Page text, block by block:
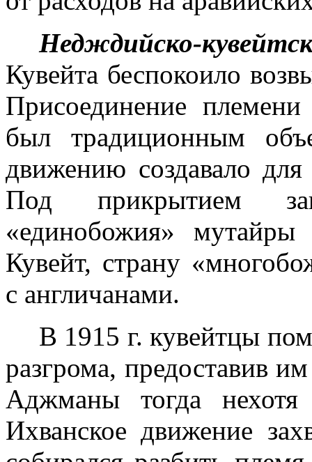
Недждийско-
Кувейта бес­покоило
Присоединение
был традиционным
движению создавало
Под прикрытием
«единобожия» мутайры
Кувейт, страну
с англичанами.
В 1915 г. кувейтцы
раз­грома, предоставив
Аджманы тогда нехотя
Ихванское движение